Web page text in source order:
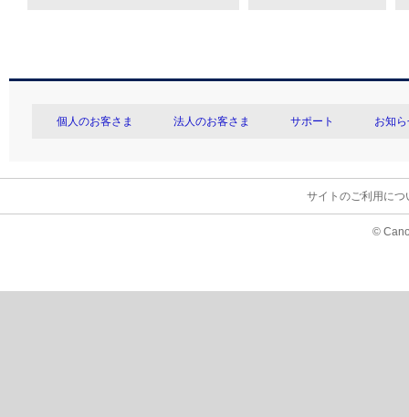
個人のお客さま 法人のお客さま サポート お知
サイトのご利用につ
©